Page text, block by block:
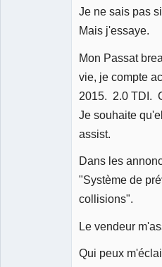
Je ne sais pas
Mais j'essaye.
Mon Passat
vie, je compte
2015. 2.0 TDI.
Je souhaite
assist.
Dans les
"Système de
collisions".
Le vendeur
Qui peux